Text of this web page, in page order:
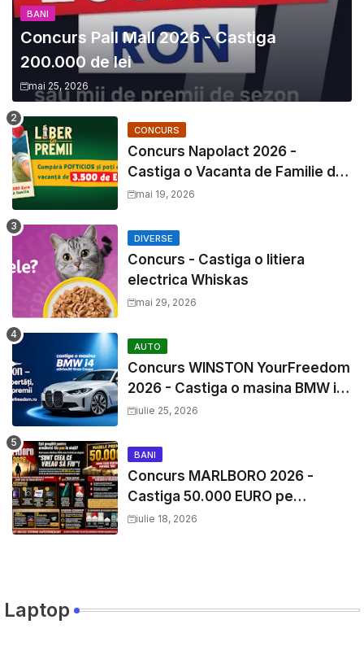
BANI
Concurs Pall Mall 2026 - Castiga
200.000 de lei
mai 25, 2026
CONCURS
Concurs Napolact 2026 -
Castiga o Vacanta de Familie de
3500 Euro
mai 19, 2026
DIVERSE
Concurs - Castiga o litiera
electrica Whiskas
mai 29, 2026
AUTO
Concurs WINSTON YourFreedom
2026 - Castiga o masina BMW i4
si mii de premii cash
iulie 25, 2026
BANI
Concurs MARLBORO 2026 -
Castiga 50.000 EURO pe
YourDecision.ro
iulie 18, 2026
Laptop